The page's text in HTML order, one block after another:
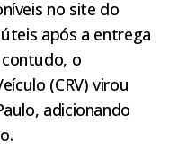
no site do
após a entrega
o
(CRV) virou
adicionando